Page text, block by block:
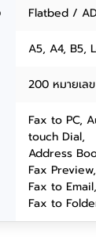
Flatbed /
A5, A4, B5,
200 หมายเล
Fax to PC,
touch Dial,
Address
Fax Preview,
Fax to
Fax to